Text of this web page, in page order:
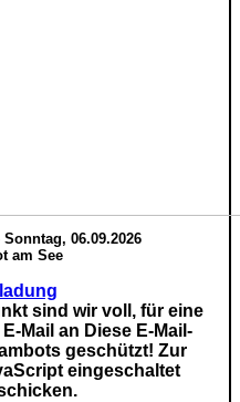
06.09.2026
am See
sind wir voll, für eine
Mail an Diese E-Mail-
geschützt! Zur
eingeschaltet